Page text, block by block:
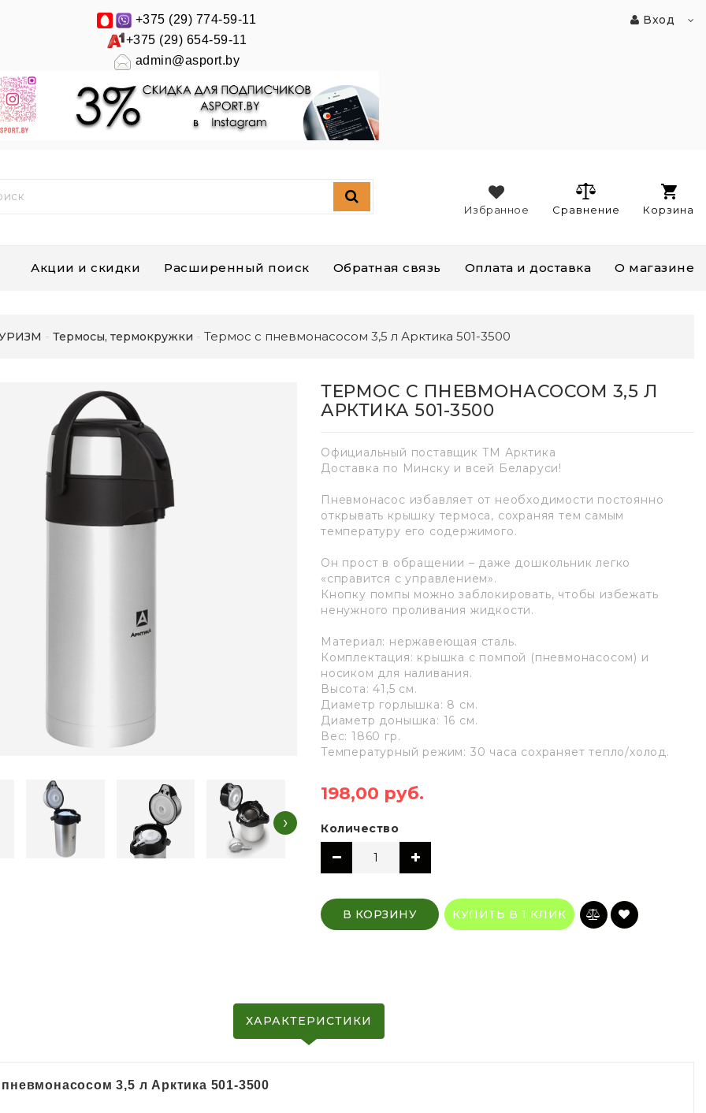
+375 (29) 774-59-11
+375 (29) 654-59-11
admin@asport.by
Вход
Корзина
Сравнение
Избранное
Акции и скидки Расширенный поиск Обратная связь Оплата и доставка О магазине
Термосы, термокружки Термос с пневмонасосом 3,5 л Арктика 501-3500
›
ТЕРМОС С ПНЕВМОНАСОСОМ 3,5 Л
АРКТИКА 501-3500
Официальный поставщик ТМ Арктика
Доставка по Минску и всей Беларуси!
Пневмонасос избавляет от необходимости постоянно
открывать крышку термоса, сохраняя тем самым
температуру его содержимого.
Он прост в обращении – даже дошкольник легко
«справится с управлением».
Кнопку помпы можно заблокировать, чтобы избежать
ненужного проливания жидкости.
Материал: нержавеющая сталь.
Комплектация: крышка с помпой (пневмонасосом) и
носиком для наливания.
Высота: 41,5 см.
Диаметр горлышка: 8 см.
Диаметр донышка: 16 см.
Вес: 1860 гр.
Температурный режим: 30 часа сохраняет тепло/холод.
198,00 руб.
Количество
В КОРЗИНУ КУПИТЬ В 1 КЛИК
ХАРАКТЕРИСТИКИ
3,5 л Арктика 501-3500